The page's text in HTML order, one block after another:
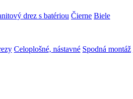
drez s batériou Čierne Biele
Celoplošné, nástavné Spodná montáž